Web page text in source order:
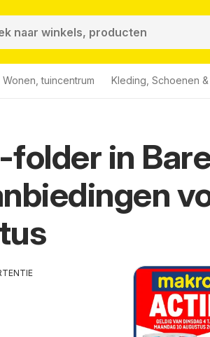
Wonen, tuincentrum Kleding, Schoenen
in